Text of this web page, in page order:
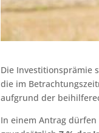
Die Investitionsprämie
die im
aufgrund der
In einem Antrag